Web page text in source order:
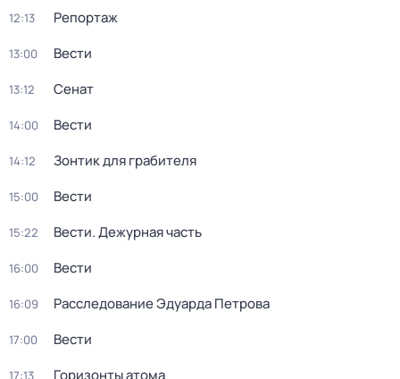
12:13 Репортаж
13:00 Вести
13:12 Сенат
14:00 Вести
14:12 Зонтик для грабителя
15:00 Вести
15:22 Вести. Дежурная часть
16:00 Вести
16:09 Расследование Эдуарда Петрова
17:00 Вести
17:13 Горизонты атома